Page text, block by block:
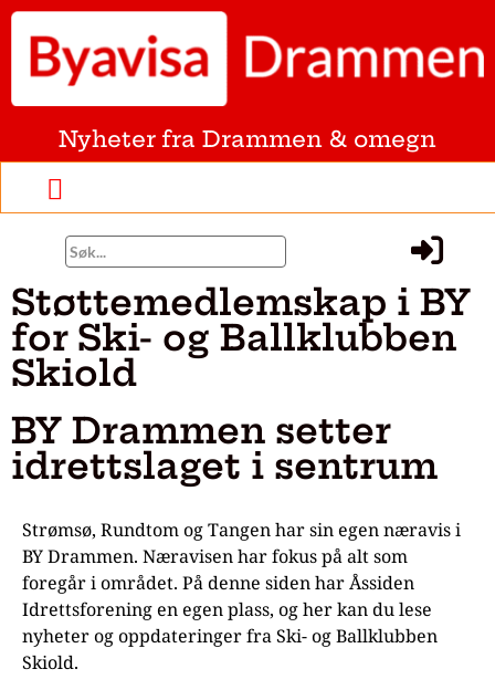
Nyheter fra Drammen & omegn
Støttemedlemskap i BY
for Ski- og Ballklubben
Skiold
BY Drammen setter
idrettslaget i sentrum
Strømsø, Rundtom og Tangen har sin egen næravis i
BY Drammen. Næravisen har fokus på alt som
foregår i området. På denne siden har Åssiden
Idrettsforening en egen plass, og her kan du lese
nyheter og oppdateringer fra Ski- og Ballklubben
Skiold.